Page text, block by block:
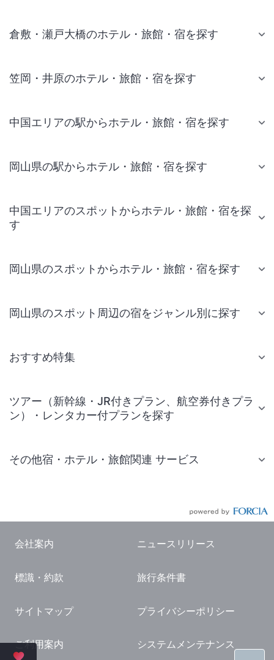
倉敷・瀬戸大橋のホテル・旅館・宿を探す
笠岡・井原のホテル・旅館・宿を探す
中国エリアの駅からホテル・旅館・宿を探す
岡山県の駅からホテル・旅館・宿を探す
中国エリアのスポットからホテル・旅館・宿を探
す
岡山県のスポットからホテル・旅館・宿を探す
岡山県のスポット周辺の宿をジャンル別に探す
おすすめ特集
ツアー（新幹線・JR付きプラン、航空券付きプラ
ン）・レンタカー付プランを探す
その他宿・ホテル・旅館関連 サービス
国内観光ガイド
旅行・観光情報
会社案内 ニュースリリース
標識・約款 旅行条件書
サイトマップ プライバシーポリシー
ご利用案内 システムメンテナンス